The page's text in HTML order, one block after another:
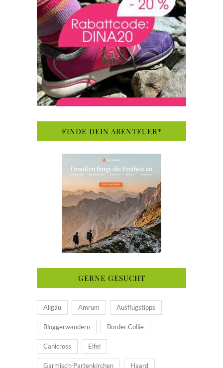
FINDE DEIN ABENTEUER*
GERNE GESUCHT
Allgäu Amrum Ausflugstipps
Bloggerwandern Border Collie
Canicross Eifel
Garmisch-Partenkirchen Haard